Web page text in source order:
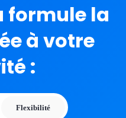
formule la
à votre
:
Flexibilité